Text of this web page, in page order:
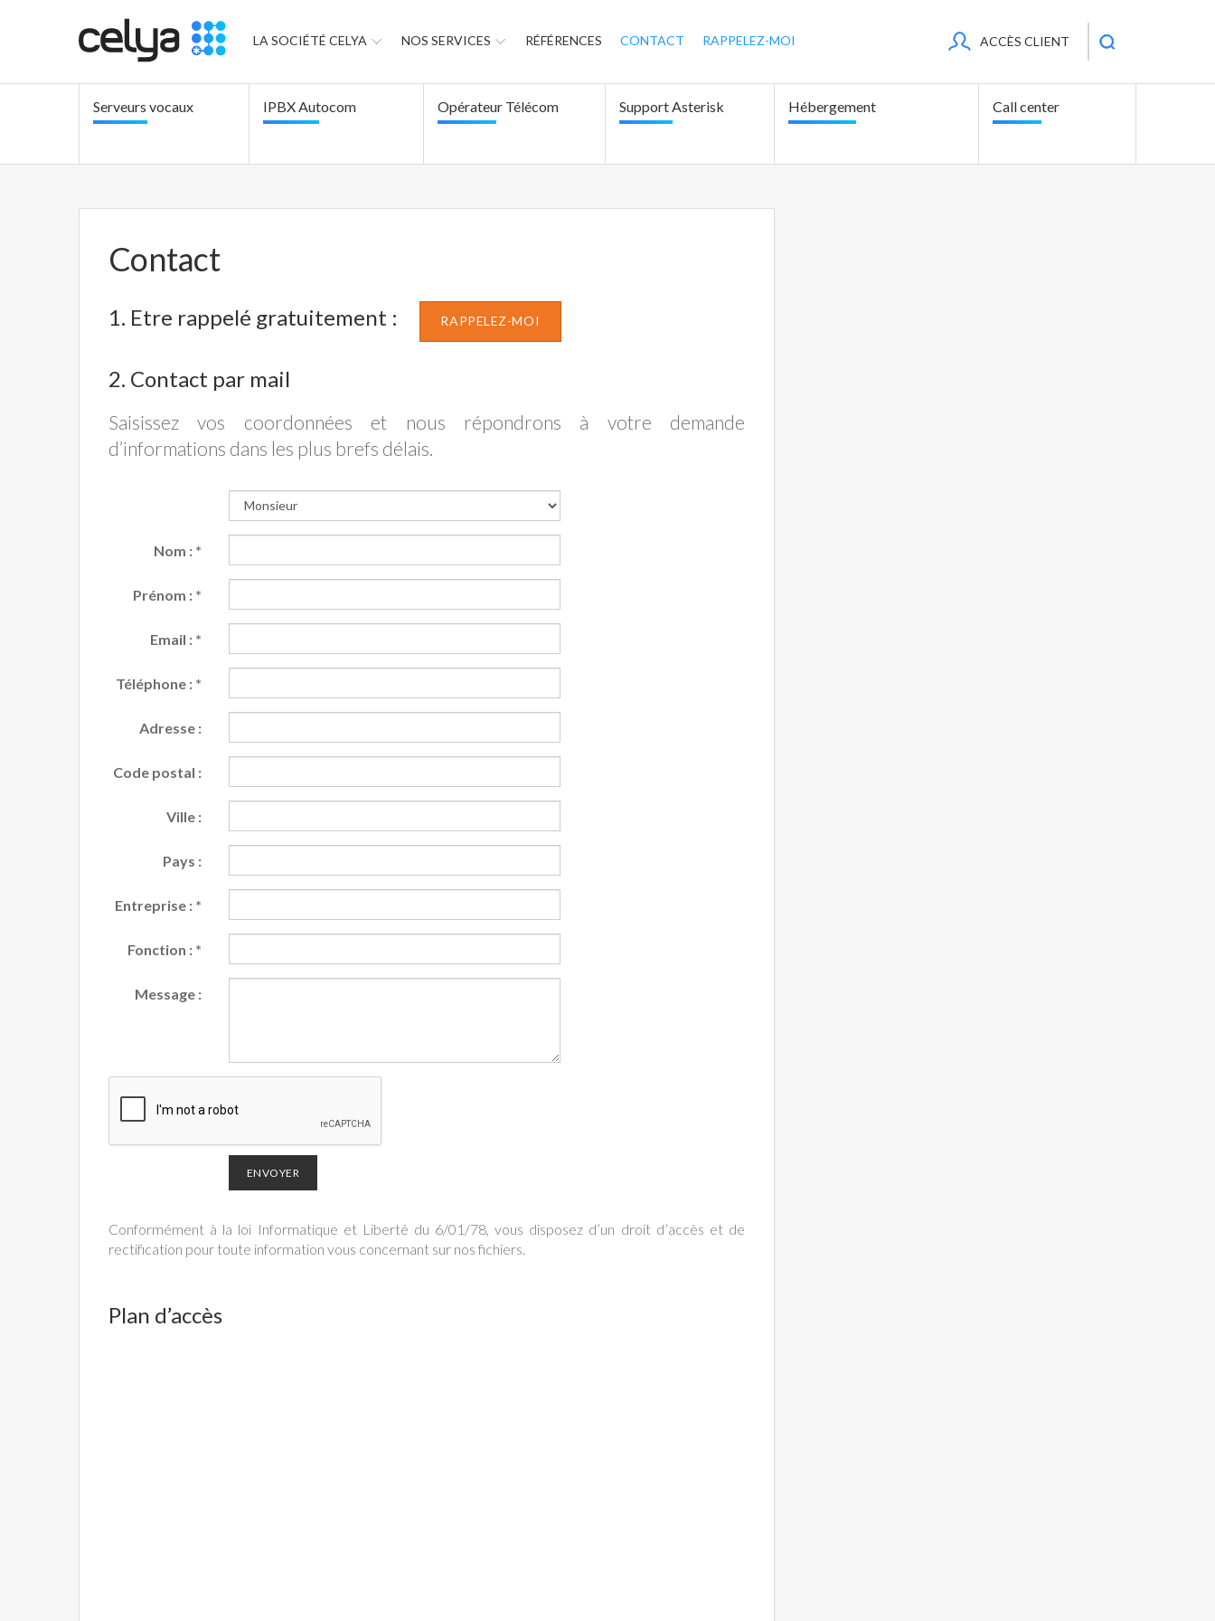
LA SOCIÉTÉ CELYA NOS SERVICES RÉFÉRENCES CONTACT RAPPELEZ-MOI ACCÈS CLIENT RECHERCHEZ
Serveurs vocaux IPBX Autocom Opérateur Télécom Support Asterisk Hébergement Call center
Contact
1. Etre rappelé gratuitement : RAPPELEZ-MOI
2. Contact par mail
Saisissez vos coordonnées et nous répondrons à votre demande
d’informations dans les plus brefs délais.
Nom : *
Prénom : *
Email : *
Téléphone : *
Adresse :
Code postal :
Ville :
Pays :
Entreprise : *
Fonction : *
Message :
Conformément à la loi Informatique et Liberté du 6/01/78, vous disposez d’un droit d’accès et de
rectification pour toute information vous concernant sur nos fichiers.
Plan d’accès